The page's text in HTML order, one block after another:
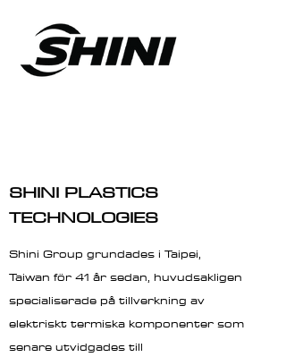
SHINI PLASTICS
TECHNOLOGIES
Shini Group grundades i Taipei,
Taiwan för 41 år sedan, huvudsakligen
specialiserade på tillverkning av
elektriskt termiska komponenter som
senare utvidgades till